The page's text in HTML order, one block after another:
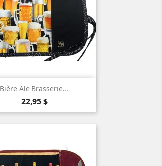
Bière Ale Brasserie...
Prix
22,95 $
 Aperçu rapide